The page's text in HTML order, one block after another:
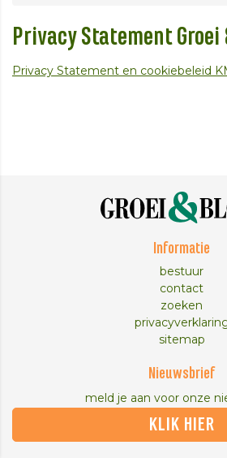
Privacy Statement Groei
Privacy Statement en cookiebeleid
Informatie
bestuur
contact
zoeken
sitemap
Nieuwsbrief
meld je aan voor onze
KLIK HIER